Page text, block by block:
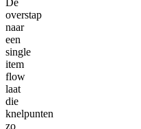
De
overstap
naar
een
single
item
flow
laat
die
knelpunten
zo